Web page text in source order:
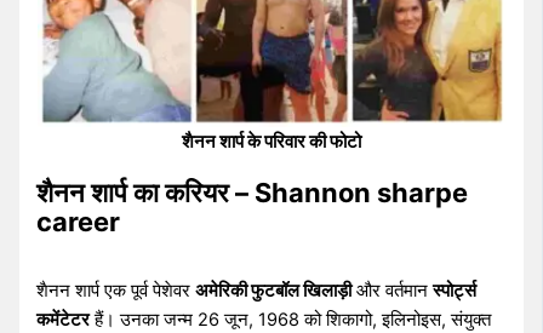
शैनन शार्प के परिवार की फोटो
शैनन शार्प का करियर – Shannon sharpe
career
शैनन शार्प एक पूर्व पेशेवरअमेरिकी फुटबॉल खिलाड़ीऔर वर्तमानस्पोर्ट्स
कमेंटेटरहैं। उनका जन्म 26 जून, 1968 को शिकागो, इलिनोइस, संयुक्त